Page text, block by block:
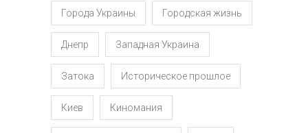
Города Украины Городская жизнь
Днепр Западная Украина
Затока Историческое прошлое
Киев Киномания